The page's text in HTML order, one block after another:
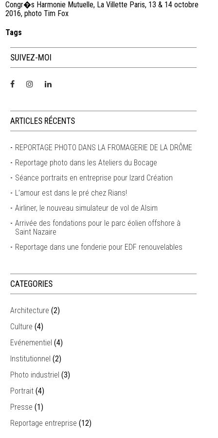
Congr�s Harmonie Mutuelle, La Villette Paris, 13 & 14 octobre
2016, photo Tim Fox
Tags
SUIVEZ-MOI
ARTICLES RÉCENTS
REPORTAGE PHOTO DANS LA FROMAGERIE DE LA DRÔME
Reportage photo dans les Ateliers du Bocage
Séance portraits en entreprise pour Izard Création
L’amour est dans le pré chez Rians!
Airliner, le nouveau simulateur de vol de Alsim
Arrivée des fondations pour le parc éolien offshore à
Saint Nazaire
Reportage dans une fonderie pour EDF renouvelables
CATEGORIES
Architecture (2)
Culture (4)
Evénementiel (4)
Institutionnel (2)
Photo industriel (3)
Portrait (4)
Presse (1)
Reportage entreprise (12)